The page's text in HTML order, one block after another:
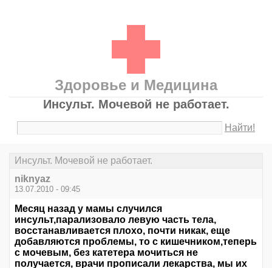
Здоровье и Медицина
Инсульт. Мочевой не работает.
Найти!
Инсульт. Мочевой не работает.
niknyaz
13.07.2010 - 09:45
Месяц назад у мамы случился
инсульт,парализовало левую часть тела,
восстанавливается плохо, почти никак, еще
добавляются проблемы, то с кишечником,теперь
с мочевым, без катетера мочиться не
получается, врачи прописали лекарства, мы их